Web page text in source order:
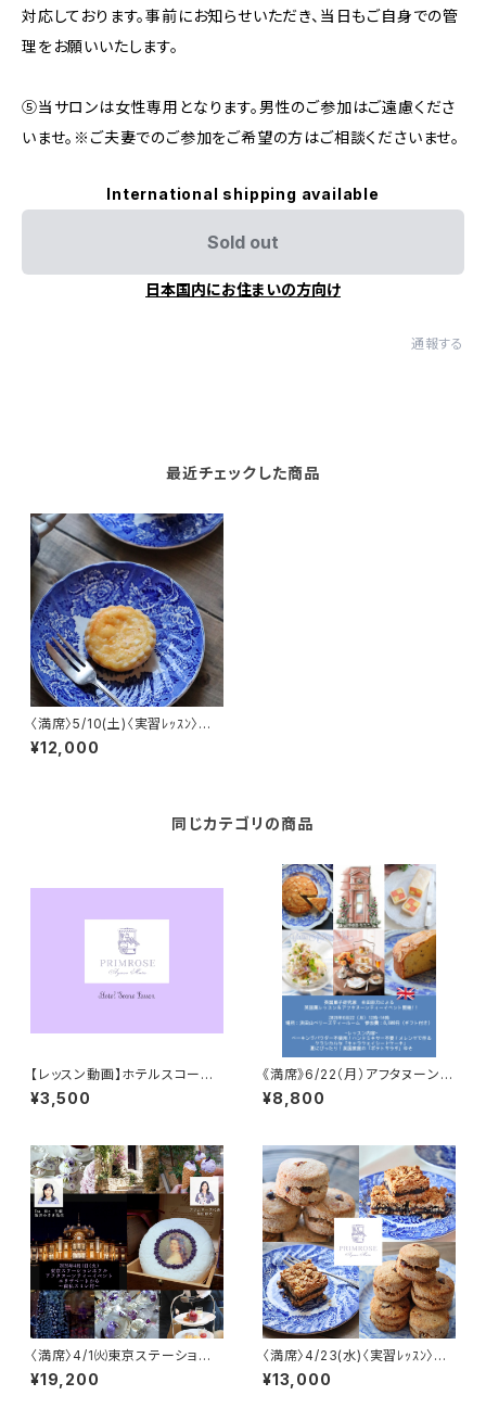
対応しております。事前にお知らせいただき、当日もご自身での管
理をお願いいたします。
⑤当サロンは女性専用となります。男性のご参加はご遠慮くださ
いませ。※ご夫妻でのご参加をご希望の方はご相談くださいませ。
International shipping available
Sold out
日本国内にお住まいの方向け
通報する
最近チェックした商品
〈満席〉5/10(土)〈実習ﾚｯｽﾝ〉英
国伝統菓子ﾒｲﾄﾞｵﾌﾞｵﾅｰとﾗﾌﾊﾟﾌ
ﾍﾟｲｽﾄﾘｰ
¥12,000
同じカテゴリの商品
【レッスン動画】ホテルスコーン
（レシピ・資料付き）
¥3,500
《満席》6/22（月）アフタヌーンテ
ィーイベント@ベリーズティール
ーム
¥8,800
〈満席〉4/1㈫東京ステーション
ホテル 〈スミレ〉アフタヌーンテ
ィーイベント
¥19,200
〈満席〉4/23(水)〈実習ﾚｯｽﾝ〉英
国産スペルト全粒粉とデーツの
スコーンとお菓子
¥13,000